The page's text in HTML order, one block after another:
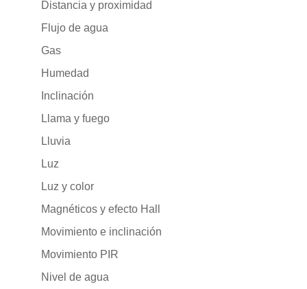
Distancia y proximidad
Flujo de agua
Gas
Humedad
Inclinación
Llama y fuego
Lluvia
Luz
Luz y color
Magnéticos y efecto Hall
Movimiento e inclinación
Movimiento PIR
Nivel de agua